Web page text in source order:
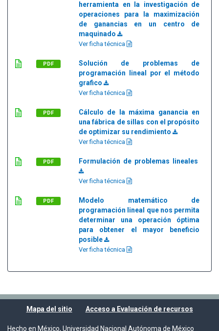
herramienta en la investigación de
operaciones para la maximización
de ganancias en un centro de
maquinado
Ver ficha técnica
PDF
Solución de problemas de
programación lineal por el método
grafico
Ver ficha técnica
PDF
Cálculo de la máxima ganancia en
una fábrica de sillas con el propósito
de optimizar su rendimiento
Ver ficha técnica
PDF Formulación de problemas lineales
Ver ficha técnica
PDF
Modelo matemático de
programación lineal que nos permita
determinar una operación óptima
para obtener el mayor beneficio
posible
Ver ficha técnica
Mapa del sitio Acceso a Evaluación de recursos
Hecho en México, Universidad Nacional Autónoma de México